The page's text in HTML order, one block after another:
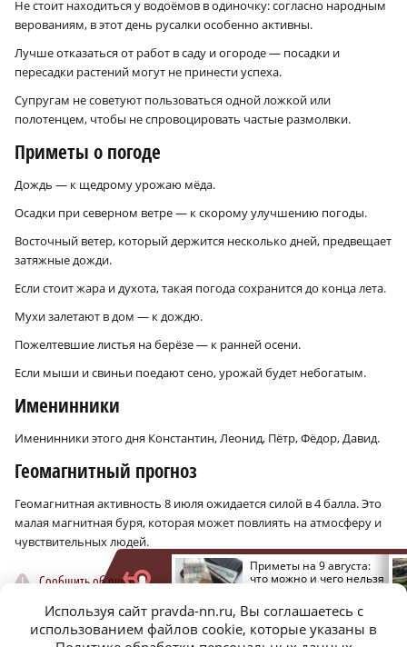
Не стоит находиться у водоёмов в одиночку: согласно народным
верованиям, в этот день русалки особенно активны.
Лучше отказаться от работ в саду и огороде — посадки и
пересадки растений могут не принести успеха.
Супругам не советуют пользоваться одной ложкой или
полотенцем, чтобы не спровоцировать частые размолвки.
Приметы о погоде
Дождь — к щедрому урожаю мёда.
Осадки при северном ветре — к скорому улучшению погоды.
Восточный ветер, который держится несколько дней, предвещает
затяжные дожди.
Если стоит жара и духота, такая погода сохранится до конца лета.
Мухи залетают в дом — к дождю.
Пожелтевшие листья на берёзе — к ранней осени.
Если мыши и свиньи поедают сено, урожай будет небогатым.
Именинники
Именинники этого дня Константин, Леонид, Пётр, Фёдор, Давид.
Геомагнитный прогноз
Геомагнитная активность 8 июля ожидается силой в 4 балла. Это
малая магнитная буря, которая может повлиять на атмосферу и
чувствительных людей.
Сообщить об ошибке Поделиться
Форум для матерей и
жён погибших бойцов
Павловском округе
Приметы на 9 августа:
что можно и чего нельзя
Используя сайт pravda-nn.ru, Вы соглашаетесь с
использованием файлов cookie, которые указаны в